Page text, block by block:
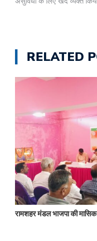
RELATED
रामशहर मंडल भाजपा की